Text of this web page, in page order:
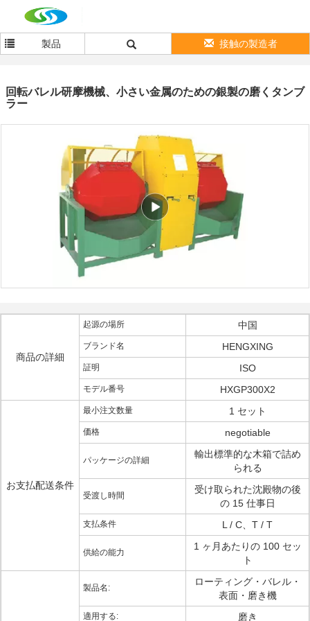
製品 接触の製造者
回転バレル研摩機械、小さい金属のための銀製の磨くタンブ
ラー
商品の詳細
起源の場所 中国
ブランド名 HENGXING
証明 ISO
モデル番号 HXGP300X2
お支払配送条件
最小注文数量 1 セット
価格 negotiable
パッケージの詳細
輸出標準的な木箱で詰め
られる
受渡し時間
受け取られた沈殿物の後
の 15 仕事日
支払条件 L / C、T / T
供給の能力
1 ヶ月あたりの 100 セッ
ト
製品名:
ローティング・バレル・
表面・磨き機
適用する: 磨き